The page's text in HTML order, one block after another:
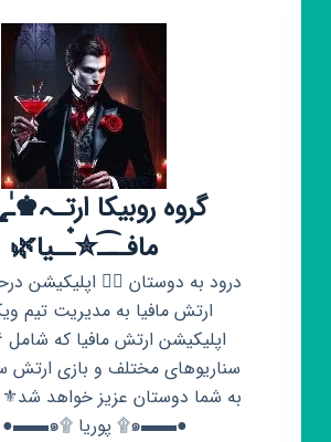
گروه روبیکا
مافــ͡ـ✮๋ــیا🌿
درود به دوستان ✋🏻 اپلیکیشن
ارتش مافیا به مدیریت تیم
سناریوهای مختلف و بازی ارتش
به شما دوستان عزیز خواهد
●▬▬๑۩ پوریا ۩๑▬▬● ♛